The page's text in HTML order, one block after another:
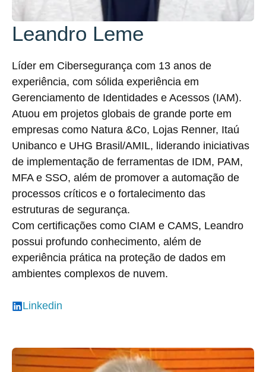
Leandro Leme
Líder em Cibersegurança com 13 anos de
experiência, com sólida experiência em
Gerenciamento de Identidades e Acessos (IAM).
Atuou em projetos globais de grande porte em
empresas como Natura &Co, Lojas Renner, Itaú
Unibanco e UHG Brasil/AMIL, liderando iniciativas
de implementação de ferramentas de IDM, PAM,
MFA e SSO, além de promover a automação de
processos críticos e o fortalecimento das
estruturas de segurança.
Com certificações como CIAM e CAMS, Leandro
possui profundo conhecimento, além de
experiência prática na proteção de dados em
ambientes complexos de nuvem.
Linkedin